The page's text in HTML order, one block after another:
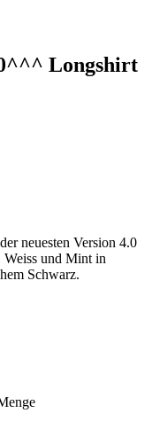
Longshirt
neuesten Version 4.0
Weiss und Mint in
Schwarz.